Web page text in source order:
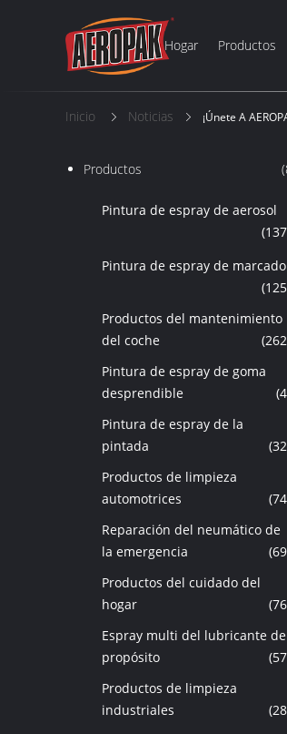
Hogar Productos
Inicio Noticias ¡Únete A
Productos
Pintura de espray de aerosol
Pintura de espray de marcado
Productos del mantenimiento
del coche
Pintura de espray de goma
desprendible
Pintura de espray de la
pintada
Productos de limpieza
automotrices
Reparación del neumático de
la emergencia
Productos del cuidado del
hogar
Espray multi del lubricante
propósito
Productos de limpieza
industriales